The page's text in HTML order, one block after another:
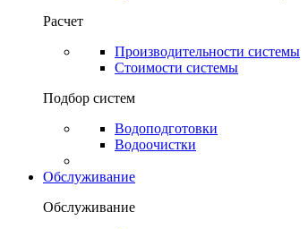
Расчет
Производительности системы
Стоимости системы
Подбор систем
Водоподготовки
Водоочистки
Обслуживание
Обслуживание